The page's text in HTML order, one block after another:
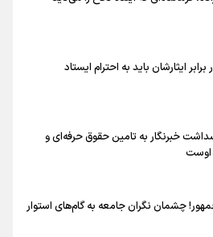
کنند!
خالی بود/ تیم ملی نیاز به تغییر
قهرمان شود
بازار جام جهانی برداشت کردیم/ دودستی
سپردیم
جان گرفت/ درباره شیوه بازی تیم ملی
ایثارشان باید به احترام ایستاد
خبرنگار به تامین حقوق حرفه‌ای و
اوست
چشمان نگران جامعه به گام‌های استوار